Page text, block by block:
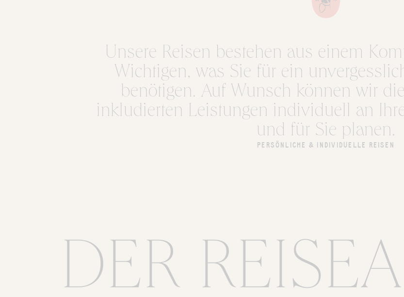
Unsere Reisen bestehen aus einem
Wichtigen, was Sie für ein
benötigen. Auf Wunsch können wir
inkludierten Leistungen individuell an
und für Sie planen.
PERSÖNLICHE & INDIVIDUELLE REISEN
DER